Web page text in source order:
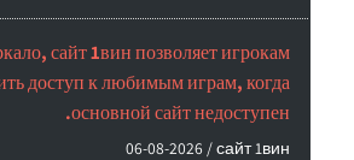
сайт 1вин позволяет игрокам
доступ к любимым играм, когда
основной сайт недоступен.
сайт 1вин /
06-08-2026